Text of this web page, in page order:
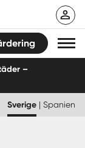
–
Sverige | Spanien